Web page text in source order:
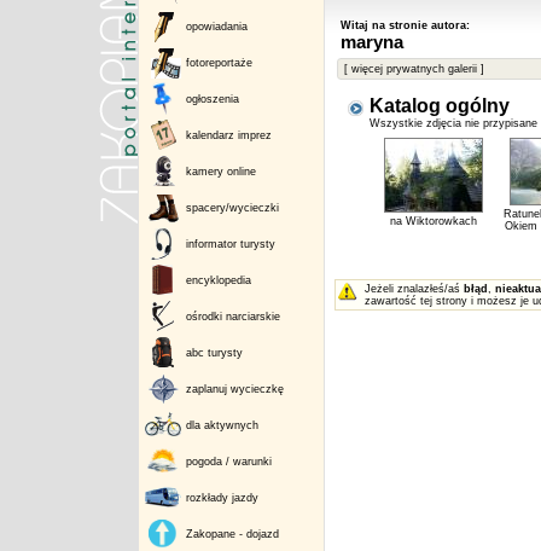
opowiadania
fotoreportaże
ogłoszenia
kalendarz imprez
kamery online
spacery/wycieczki
informator turysty
encyklopedia
ośrodki narciarskie
abc turysty
zaplanuj wycieczkę
dla aktywnych
pogoda / warunki
rozkłady jazdy
Zakopane - dojazd
Witaj na stronie autora:
maryna
[ więcej prywatnych galerii ]
Katalog ogólny
Wszystkie zdjęcia nie
na Wiktorowkach
Okiem
Jeżeli znalazłeś/aś błąd ,
zawartość tej strony i możesz je